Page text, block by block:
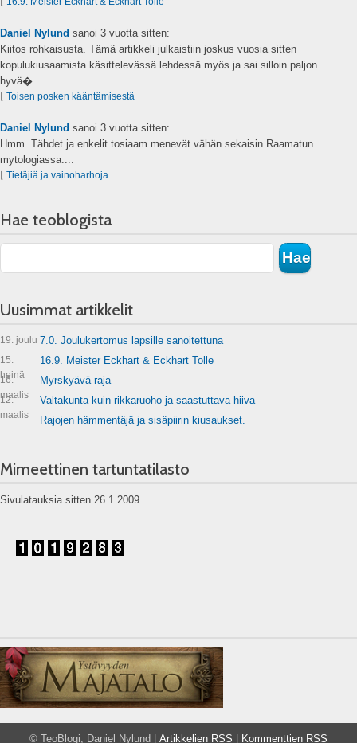
Daniel Nylund sanoi 3 vuotta sitten:
Kiitos rohkaisusta. Tämä artikkeli julkaistiin joskus vuosia sitten
kopulukiusaamista käsittelevässä lehdessä myös ja sai silloin paljon
hyvä�...
Toisen posken kääntämisestä
Daniel Nylund sanoi 3 vuotta sitten:
Hmm. Tähdet ja enkelit tosiaam menevät vähän sekaisin Raamatun
mytologiassa....
Tietäjiä ja vainoharhoja
Hae teoblogista
Uusimmat artikkelit
19. joulu 7.0. Joulukertomus lapsille sanoitettuna
15.
heinä
16.9. Meister Eckhart & Eckhart Tolle
16.
maalis
Myrskyävä raja
12.
maalis
Valtakunta kuin rikkaruoho ja saastuttava hiiva
Rajojen hämmentäjä ja sisäpiirin kiusaukset.
Mimeettinen tartuntatilasto
Sivulatauksia sitten 26.1.2009
© TeoBlogi, Daniel Nylund | Artikkelien RSS | Kommenttien RSS